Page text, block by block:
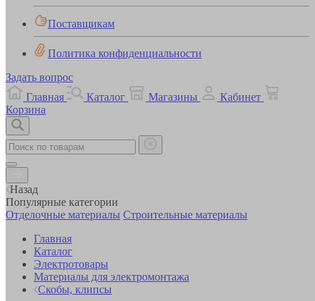
Поставщикам
Политика конфиденциальности
Задать вопрос
Главная
Каталог Магазины
Кабинет
Корзина
Назад
Популярные категории
Отделочные материалы Строительные материалы
Главная
Каталог
Электротовары
Материалы для электромонтажа
Скобы, клипсы